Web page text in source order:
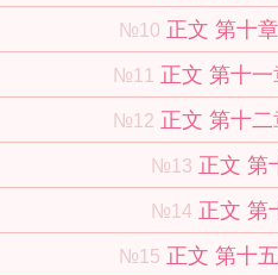
№10 正文 第十
№11 正文 第十一
№12 正文 第十二
№13 正文 第
№14 正文 第
№15 正文 第十